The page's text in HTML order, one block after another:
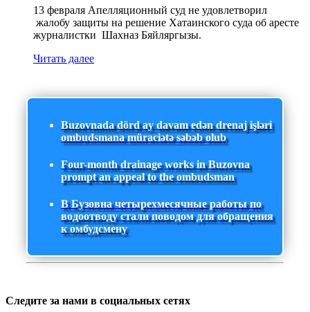
13 февраля Апелляционный суд не удовлетворил
жалобу защиты на решение Хатаинского суда об аресте
журналистки Шахназ Бяйляргызы.
Читать далее
Buzovnada dörd ay davam edən drenaj işləri
ombudsmana müraciətə səbəb olub
Four-month drainage works in Buzovna
prompt an appeal to the ombudsman
В Бузовна четырехмесячные работы по
водоотводу стали поводом для обращения
к омбудсмену
Следите за нами в социальных сетях